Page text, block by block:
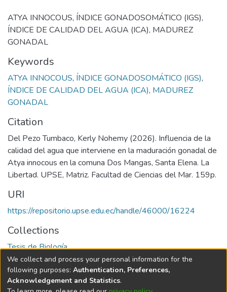
ATYA INNOCOUS, ÍNDICE GONADOSOMÁTICO (IGS),
ÍNDICE DE CALIDAD DEL AGUA (ICA), MADUREZ
GONADAL
Keywords
ATYA INNOCOUS, ÍNDICE GONADOSOMÁTICO (IGS),
ÍNDICE DE CALIDAD DEL AGUA (ICA), MADUREZ
GONADAL
Citation
Del Pezo Tumbaco, Kerly Nohemy (2026). Influencia de la
calidad del agua que interviene en la maduración gonadal de
Atya innocous en la comuna Dos Mangas, Santa Elena. La
Libertad. UPSE, Matriz. Facultad de Ciencias del Mar. 159p.
URI
https://repositorio.upse.edu.ec/handle/46000/16224
Collections
Tesis de Biología
Full item page
We collect and process your personal information for the
following purposes: Authentication, Preferences,
Acknowledgement and Statistics.